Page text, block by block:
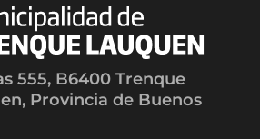
555, B6400 Trenque
Provincia de Buenos